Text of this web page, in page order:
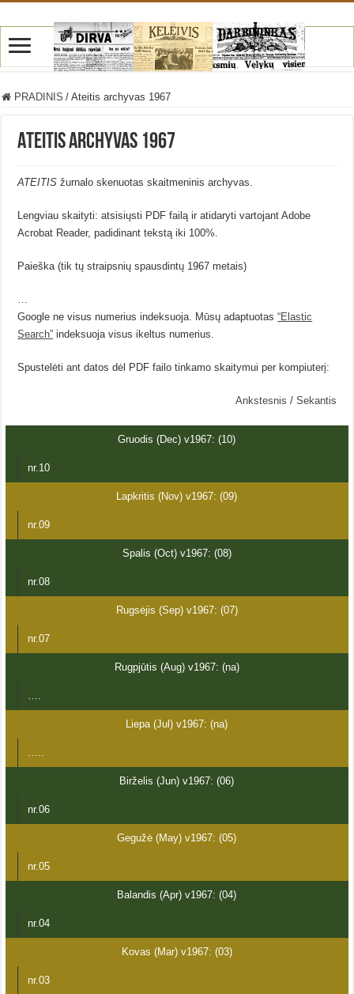
PRADINIS / Ateitis archyvas 1967
Ateitis archyvas 1967
ATEITIS žurnalo skenuotas skaitmeninis archyvas.
Lengviau skaityti: atsisiųsti PDF failą ir atidaryti vartojant Adobe
Acrobat Reader, padidinant tekstą iki 100%.
Paieška (tik tų straipsnių spausdintų 1967 metais)
Google ne visus numerius indeksuoja. Mūsų adaptuotas“Elastic
Search” indeksuoja visus ikeltus numerius.
Spustelėti ant datos dėl PDF failo tinkamo skaitymui per kompiuterį:
Ankstesnis / Sekantis
Gruodis (Dec) v1967: (10)
nr.10
Lapkritis (Nov) v1967: (09)
nr.09
Spalis (Oct) v1967: (08)
nr.08
Rugsėjis (Sep) v1967: (07)
nr.07
Rugpjūtis (Aug) v1967: (na)
Liepa (Jul) v1967: (na)
Birželis (Jun) v1967: (06)
nr.06
Gegužė (May) v1967: (05)
nr.05
Balandis (Apr) v1967: (04)
nr.04
Kovas (Mar) v1967: (03)
nr.03